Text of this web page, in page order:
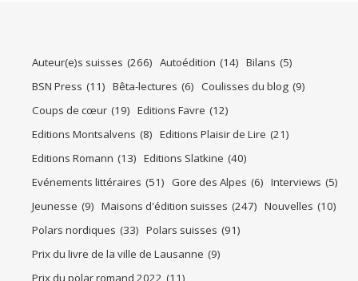
Auteur(e)s suisses (266) Autoédition (14) Bilans (5)
BSN Press (11) Bêta-lectures (6) Coulisses du blog (9)
Coups de cœur (19) Editions Favre (12)
Editions Montsalvens (8) Editions Plaisir de Lire (21)
Editions Romann (13) Editions Slatkine (40)
Evénements littéraires (51) Gore des Alpes (6) Interviews (5)
Jeunesse (9) Maisons d'édition suisses (247) Nouvelles (10)
Polars nordiques (33) Polars suisses (91)
Prix du livre de la ville de Lausanne (9)
Prix du polar romand 2022 (11)